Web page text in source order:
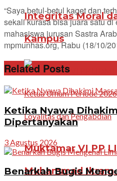
Integritas Moral
Kampus
Muktamar VI PP
Muhammad Ikram
“Saya betul-betul kaget dan
sekali kurasa bisa juara satu di
mahasiswa jurusan Sastra
mpmunhas.org, Rabu (18/10/
Related Posts
Ketika Nyawa
Dipertanyakan
3 Agustus 2026
Benarkah Bugis